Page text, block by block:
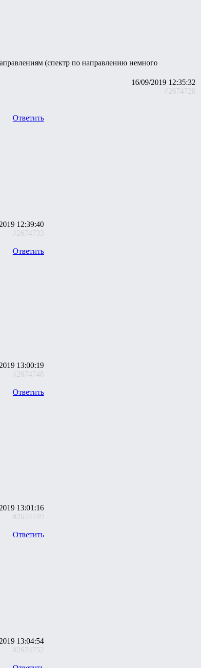
(спектр по направлению немного
16/09/2019 12:35:32
#2674728
Ответить
12:39:40
#2674733
Ответить
13:00:19
#2674748
Ответить
13:01:16
#2674749
Ответить
13:04:54
#2674752